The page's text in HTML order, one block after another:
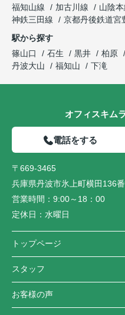
福知山線
加古川線 山陰
神鉄三田線
京都丹後鉄道宮
駅から探す
篠山口
石生 黒井 柏原
丹波大山
福知山 下滝
オフィスキム
電話をする
〒669-3465
兵庫県丹波市氷上町横田136
営業時間： 9:00～18：00
定休日： 水曜日
トップページ
スタッフ
お客様の声